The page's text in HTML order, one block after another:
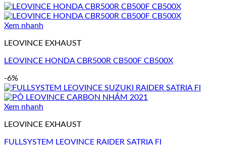
Xem nhanh
LEOVINCE EXHAUST
LEOVINCE HONDA CBR500R CB500F CB500X
-6%
Xem nhanh
LEOVINCE EXHAUST
FULLSYSTEM LEOVINCE RAIDER SATRIA FI